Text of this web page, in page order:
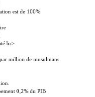
est de 100%
br>
million de musulmans
0,2% du PIB